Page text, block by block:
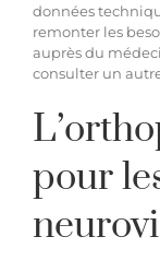
données
remonter les
auprès du
consulter un
pour